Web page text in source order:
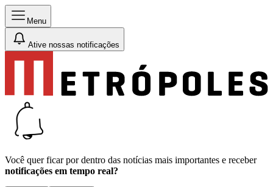
Menu
Ative nossas notificações
Você quer ficar por dentro das notícias mais importantes e receber
notificações em tempo real?